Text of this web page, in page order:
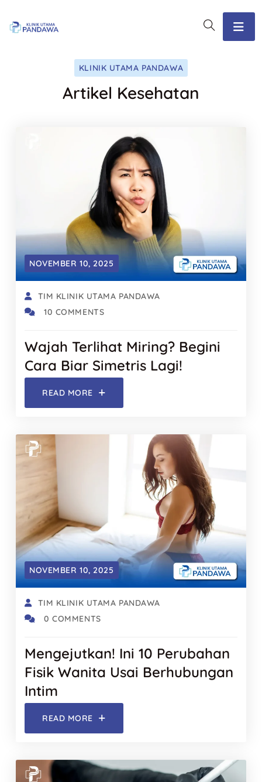
KLINIK UTAMA PANDAWA
Artikel Kesehatan
NOVEMBER 10, 2025
TIM KLINIK UTAMA PANDAWA
10 COMMENTS
Wajah Terlihat Miring? Begini
Cara Biar Simetris Lagi!
READ MORE
NOVEMBER 10, 2025
TIM KLINIK UTAMA PANDAWA
0 COMMENTS
Mengejutkan! Ini 10 Perubahan
Fisik Wanita Usai Berhubungan
Intim
READ MORE